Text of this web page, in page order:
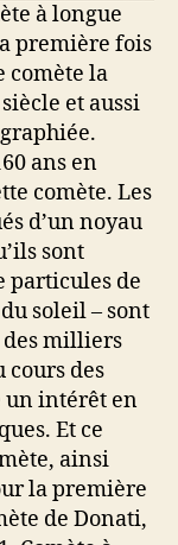
à longue
première fois
comète la
et aussi
ans en
comète. Les
d’un noyau
sont
particules de
soleil – sont
des milliers
cours des
un intérêt en
Et ce
ainsi
la première
de Donati,